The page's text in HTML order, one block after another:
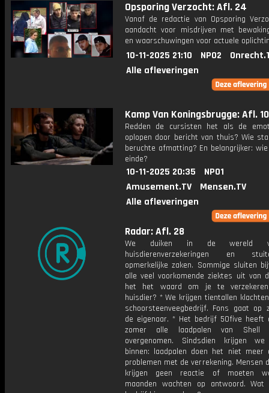
Opsporing Verzocht: Afl. 24
Vanaf de redactie van Opsporing
aandacht voor misdrijven met
en waarschuwingen voor actuele
10-11-2025 21:10 NPO2
Alle afleveringen
Kamp Van Koningsbrugge: Afl. 10
Redden de cursisten het als de
oplopen door bericht van thuis? Wie
beruchte afmatting? En belangrijker:
einde?
10-11-2025 20:35
NPO1
Amusement.TV
Mensen.TV
Alle afleveringen
Radar: Afl. 28
We duiken in de wereld
huisdierenverzekeringen en
opmerkelijke zaken. Sommige sluiten
alle veel voorkomende ziektes uit van
het het waard om je te
huisdier? * We krijgen tientallen
schoorsteenveegbedrijf. Fons gaat op
de eigenaar. * Het bedrijf 50five heeft
zomer alle laadpalen van Shell
overgenomen. Sindsdien krijgen we
binnen: laadpalen doen het niet
problemen met de verrekening. Mensen
krijgen geen reactie of moeten
maanden wachten op antwoord.